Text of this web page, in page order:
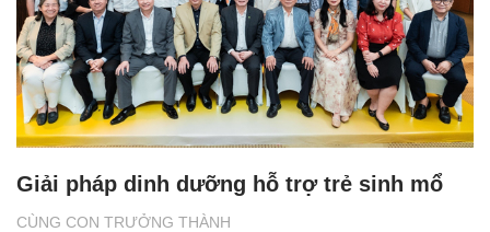
CÙNG CON TRƯỞNG THÀNH
Giải pháp dinh dưỡng hỗ trợ trẻ sinh mổ